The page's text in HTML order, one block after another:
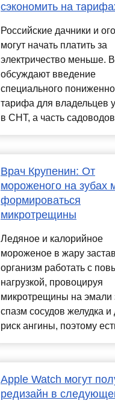
сэкономить на
Российские дачники и
могут начать платить за
электричество меньше.
обсуждают введение
специального
тарифа для владельцев
в СНТ, а часть
Врач Крупенин: От
мороженого на зубах
формироваться
микротрещины
Ледяное и калорийное
мороженое в жару
организм работать с
нагрузкой, провоцируя
микротрещины на эмали
спазм сосудов желудка
риск ангины, поэтому
Apple Watch могут
редизайн в